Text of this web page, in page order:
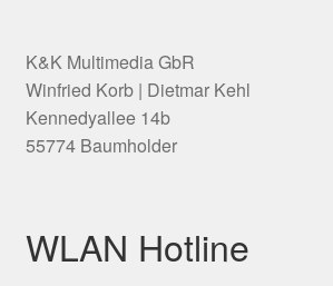
K&K Multimedia GbR
Winfried Korb | Dietmar Kehl
Kennedyallee 14b
55774 Baumholder
WLAN Hotline